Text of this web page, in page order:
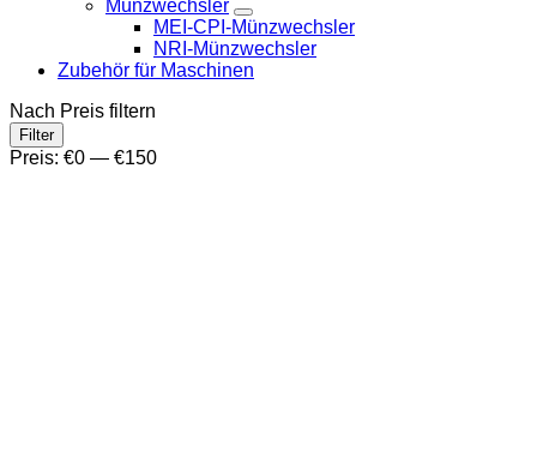
Münzwechsler
MEI-CPI-Münzwechsler
NRI-Münzwechsler
Zubehör für Maschinen
Nach Preis filtern
Min.
Preis
Max.
Preis
Filter
Preis: €0 — €150